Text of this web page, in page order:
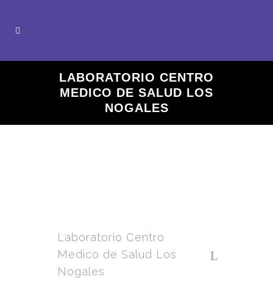
LABORATORIO CENTRO
MEDICO DE SALUD LOS
NOGALES
Laboratorio Centro
Medico de Salud Los
Nogales